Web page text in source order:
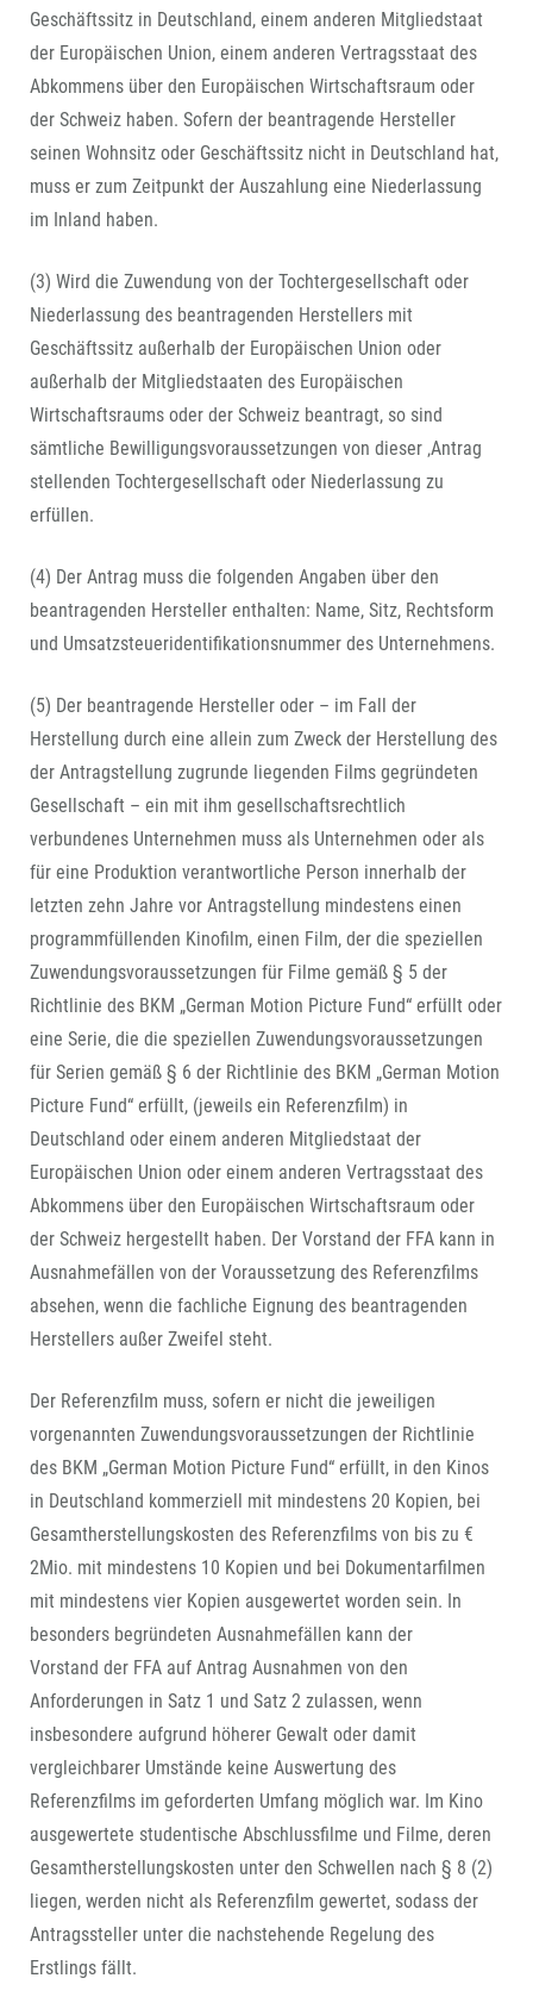
Geschäftssitz in Deutschland, einem anderen Mitgliedstaat
der Europäischen Union, einem anderen Vertragsstaat des
Abkommens über den Europäischen Wirtschaftsraum oder
der Schweiz haben. Sofern der beantragende Hersteller
seinen Wohnsitz oder Geschäftssitz nicht in Deutschland hat,
muss er zum Zeitpunkt der Auszahlung eine Niederlassung
im Inland haben.
(3) Wird die Zuwendung von der Tochtergesellschaft oder
Niederlassung des beantragenden Herstellers mit
Geschäftssitz außerhalb der Europäischen Union oder
außerhalb der Mitgliedstaaten des Europäischen
Wirtschaftsraums oder der Schweiz beantragt, so sind
sämtliche Bewilligungsvoraussetzungen von dieser ‚Antrag
stellenden Tochtergesellschaft oder Niederlassung zu
erfüllen.
(4) Der Antrag muss die folgenden Angaben über den
beantragenden Hersteller enthalten: Name, Sitz, Rechtsform
und Umsatzsteueridentifikationsnummer des Unternehmens.
(5) Der beantragende Hersteller oder – im Fall der
Herstellung durch eine allein zum Zweck der Herstellung des
der Antragstellung zugrunde liegenden Films gegründeten
Gesellschaft – ein mit ihm gesellschaftsrechtlich
verbundenes Unternehmen muss als Unternehmen oder als
für eine Produktion verantwortliche Person innerhalb der
letzten zehn Jahre vor Antragstellung mindestens einen
programmfüllenden Kinofilm, einen Film, der die speziellen
Zuwendungsvoraussetzungen für Filme gemäß § 5 der
Richtlinie des BKM „German Motion Picture Fund“ erfüllt oder
eine Serie, die die speziellen Zuwendungsvoraussetzungen
für Serien gemäß § 6 der Richtlinie des BKM „German Motion
Picture Fund“ erfüllt, (jeweils ein Referenzfilm) in
Deutschland oder einem anderen Mitgliedstaat der
Europäischen Union oder einem anderen Vertragsstaat des
Abkommens über den Europäischen Wirtschaftsraum oder
der Schweiz hergestellt haben. Der Vorstand der FFA kann in
Ausnahmefällen von der Voraussetzung des Referenzfilms
absehen, wenn die fachliche Eignung des beantragenden
Herstellers außer Zweifel steht.
Der Referenzfilm muss, sofern er nicht die jeweiligen
vorgenannten Zuwendungsvoraussetzungen der Richtlinie
des BKM „German Motion Picture Fund“ erfüllt, in den Kinos
in Deutschland kommerziell mit mindestens 20 Kopien, bei
Gesamtherstellungskosten des Referenzfilms von bis zu €
2Mio. mit mindestens 10 Kopien und bei Dokumentarfilmen
mit mindestens vier Kopien ausgewertet worden sein. In
besonders begründeten Ausnahmefällen kann der
Vorstand der FFA auf Antrag Ausnahmen von den
Anforderungen in Satz 1 und Satz 2 zulassen, wenn
insbesondere aufgrund höherer Gewalt oder damit
vergleichbarer Umstände keine Auswertung des
Referenzfilms im geforderten Umfang möglich war. Im Kino
ausgewertete studentische Abschlussfilme und Filme, deren
Gesamtherstellungskosten unter den Schwellen nach § 8 (2)
liegen, werden nicht als Referenzfilm gewertet, sodass der
Antragssteller unter die nachstehende Regelung des
Erstlings fällt.